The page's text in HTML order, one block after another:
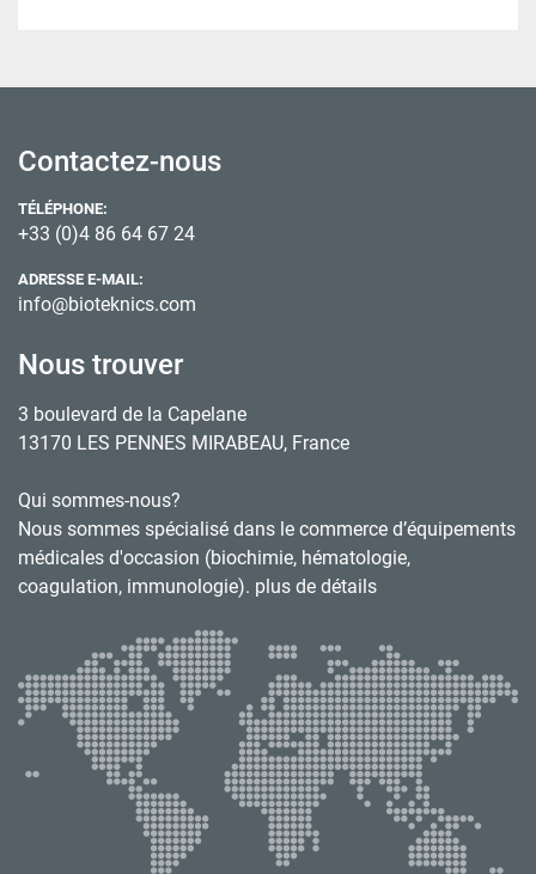
Contactez-nous
TÉLÉPHONE:
+33 (0)4 86 64 67 24
ADRESSE E-MAIL:
info@bioteknics.com
Nous trouver
3 boulevard de la Capelane
13170 LES PENNES MIRABEAU, France
Qui sommes-nous?
Nous sommes spécialisé dans le commerce d’équipements
médicales d'occasion (biochimie, hématologie,
coagulation, immunologie). plus de détails